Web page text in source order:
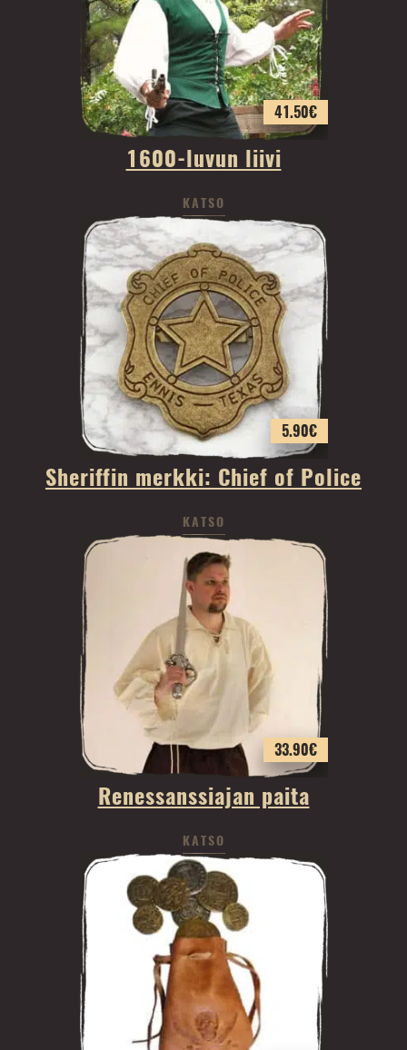
41.50€
1600-luvun liivi
KATSO
5.90€
Sheriffin merkki: Chief of Police
KATSO
33.90€
Renessanssiajan paita
KATSO